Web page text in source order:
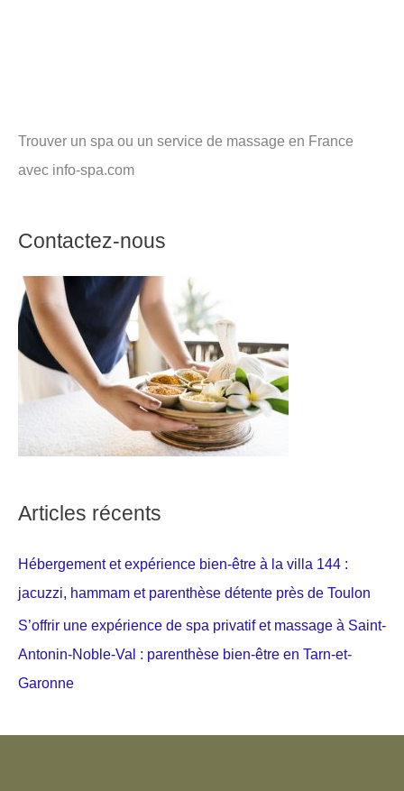
Trouver un spa ou un service de massage en France
avec info-spa.com
Contactez-nous
Articles récents
Hébergement et expérience bien-être à la villa 144 :
jacuzzi, hammam et parenthèse détente près de Toulon
S’offrir une expérience de spa privatif et massage à Saint-
Antonin-Noble-Val : parenthèse bien-être en Tarn-et-
Garonne